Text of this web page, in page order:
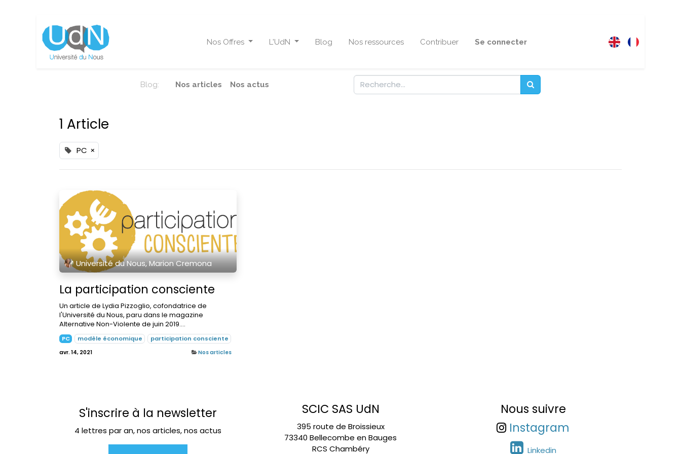
Nos Offres L'UdN Blog Nos ressources Contribuer Se connecter
Blog: Nos articles Nos actus
1 Article
PC ×
Université du Nous, Marion Cremona
La participation consciente
Un article de Lydia Pizzoglio, cofondatrice de
l'Université du Nous, paru dans le magazine
Alternative Non-Violente de juin 2019....
PC modèle économique participation consciente
avr. 14, 2021 Nos articles
S'inscrire à la newsletter
4 lettres par an, nos articles, nos actus
SCIC SAS UdN
395 route de Broissieux
73340 Bellecombe en Bauges
RCS Chambéry
Nous suivre
Instagram
Linkedin